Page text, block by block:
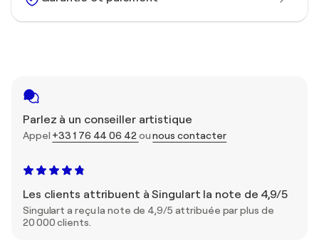
Parlez à un conseiller artistique
Appel +33 1 76 44 06 42 ounous contacter
Les clients attribuent à Singulart la note de 4,9/5
Singulart a reçu la note de 4,9/5 attribuée par plus de
20 000 clients.